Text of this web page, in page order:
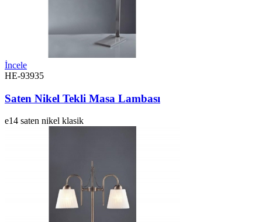
İncele
HE-93935
Saten Nikel Tekli Masa Lambası
e14 saten nikel klasik